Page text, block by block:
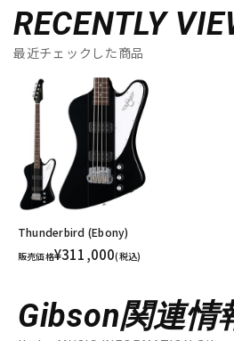
RECENTLY
最近チェックした商品
Thunderbird (Ebony)
販売価格¥311,000(税込)
Gibson関連情